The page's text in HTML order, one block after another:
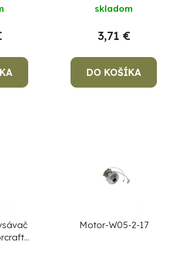
skladom
3,71 €
DO KOŠÍKA
Motor-W05-2-17